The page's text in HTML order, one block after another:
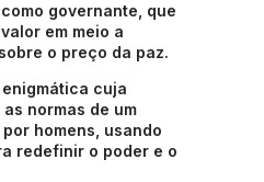
governante, que
em meio a
o preço da paz.
enigmática cuja
normas de um
homens, usando
redefinir o poder e o